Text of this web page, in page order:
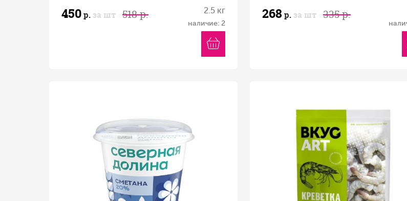
450р. за шт 518 р. 2.5 кг
наличие: 2
268р. за шт 335 р.